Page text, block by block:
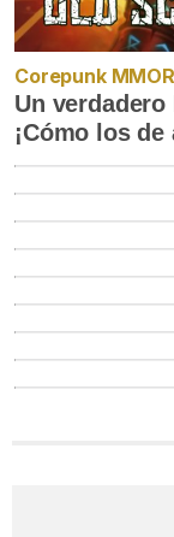
Corepunk
Un verdadero
¡Cómo los